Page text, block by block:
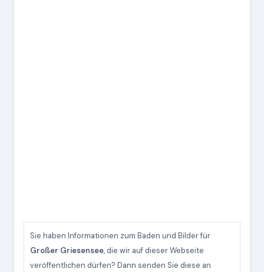
Sie haben Informationen zum Baden und Bilder für
Großer Griesensee, die wir auf dieser Webseite
veröffentlichen dürfen? Dann senden Sie diese an